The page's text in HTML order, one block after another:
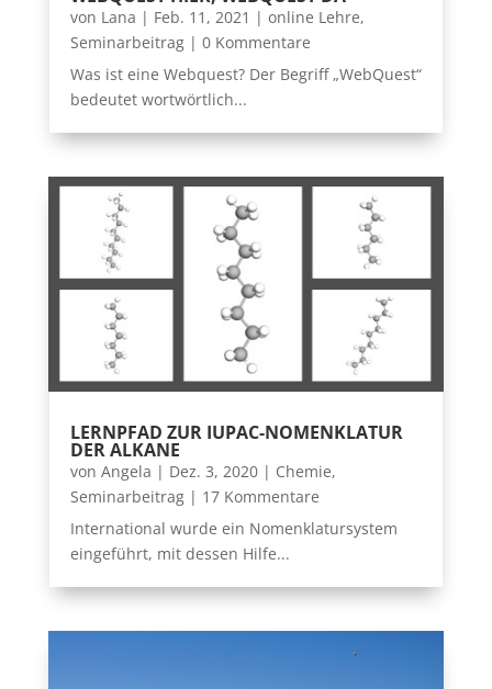
von Lana | Feb. 11, 2021 | online Lehre,
Seminarbeitrag| 0 Kommentare
Was ist eine Webquest? Der Begriff „WebQuest“
bedeutet wortwörtlich...
LERNPFAD ZUR IUPAC-NOMENKLATUR
DER ALKANE
von Angela | Dez. 3, 2020| Chemie,
Seminarbeitrag| 17 Kommentare
International wurde ein Nomenklatursystem
eingeführt, mit dessen Hilfe...